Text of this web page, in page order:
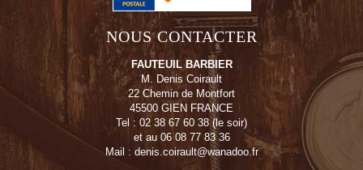
NOUS CONTACTER
FAUTEUIL BARBIER
M. Denis Coirault
22 Chemin de Montfort
45500 GIEN FRANCE
Tel : 02 38 67 60 38 (le soir)
et au 06 08 77 83 36
Mail : denis.coirault@wanadoo.fr